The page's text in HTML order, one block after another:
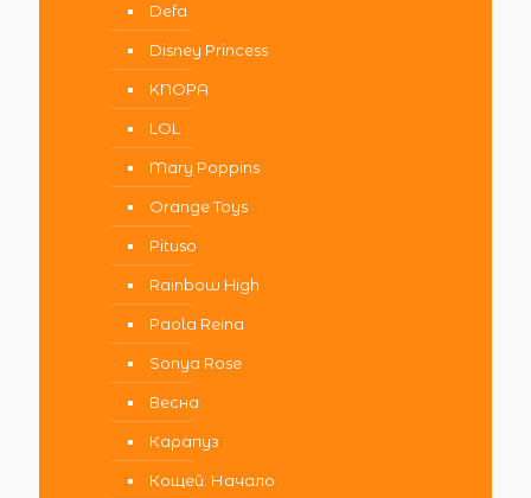
Defa
Disney Princess
KNOPA
LOL
Mary Poppins
Orange Toys
Pituso
Rainbow High
Paola Reina
Sonya Rose
Весна
Карапуз
Кощей. Начало